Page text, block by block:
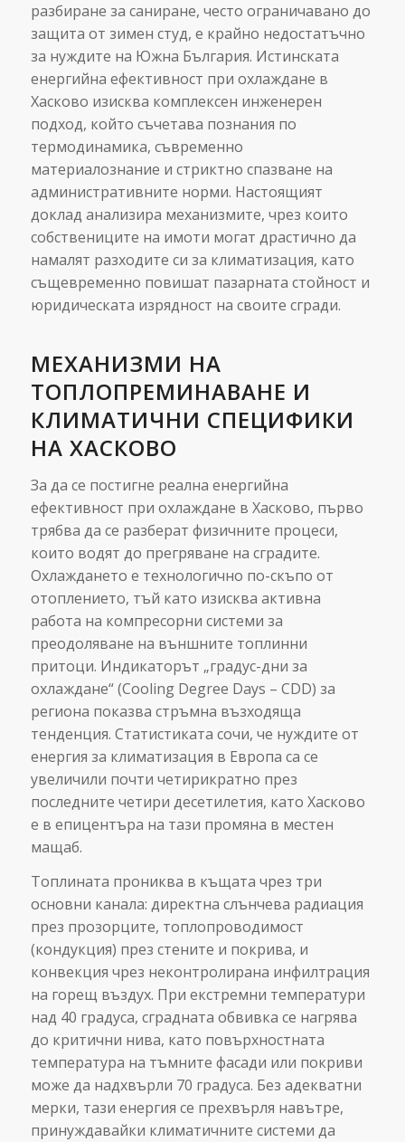
разбиране за саниране, често ограничавано до
защита от зимен студ, е крайно недостатъчно
за нуждите на Южна България. Истинската
енергийна ефективност при охлаждане в
Хасково изисква комплексен инженерен
подход, който съчетава познания по
термодинамика, съвременно
материалознание и стриктно спазване на
административните норми. Настоящият
доклад анализира механизмите, чрез които
собствениците на имоти могат драстично да
намалят разходите си за климатизация, като
същевременно повишат пазарната стойност и
юридическата изрядност на своите сгради.
МЕХАНИЗМИ НА
ТОПЛОПРЕМИНАВАНЕ И
КЛИМАТИЧНИ СПЕЦИФИКИ
НА ХАСКОВО
За да се постигне реална енергийна
ефективност при охлаждане в Хасково, първо
трябва да се разберат физичните процеси,
които водят до прегряване на сградите.
Охлаждането е технологично по-скъпо от
отоплението, тъй като изисква активна
работа на компресорни системи за
преодоляване на външните топлинни
притоци. Индикаторът „градус-дни за
охлаждане“ (Cooling Degree Days – CDD) за
региона показва стръмна възходяща
тенденция. Статистиката сочи, че нуждите от
енергия за климатизация в Европа са се
увеличили почти четирикратно през
последните четири десетилетия, като Хасково
е в епицентъра на тази промяна в местен
мащаб.
Топлината прониква в къщата чрез три
основни канала: директна слънчева радиация
през прозорците, топлопроводимост
(кондукция) през стените и покрива, и
конвекция чрез неконтролирана инфилтрация
на горещ въздух. При екстремни температури
над 40 градуса, сградната обвивка се нагрява
до критични нива, като повърхностната
температура на тъмните фасади или покриви
може да надхвърли 70 градуса. Без адекватни
мерки, тази енергия се прехвърля навътре,
принуждавайки климатичните системи да